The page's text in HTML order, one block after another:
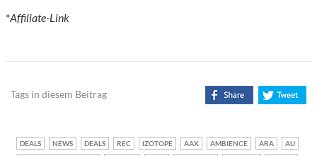
*Affiliate-Link
Tags in diesem Beitrag
DEALS NEWS DEALS REC IZOTOPE AAX AMBIENCE ARA
AU